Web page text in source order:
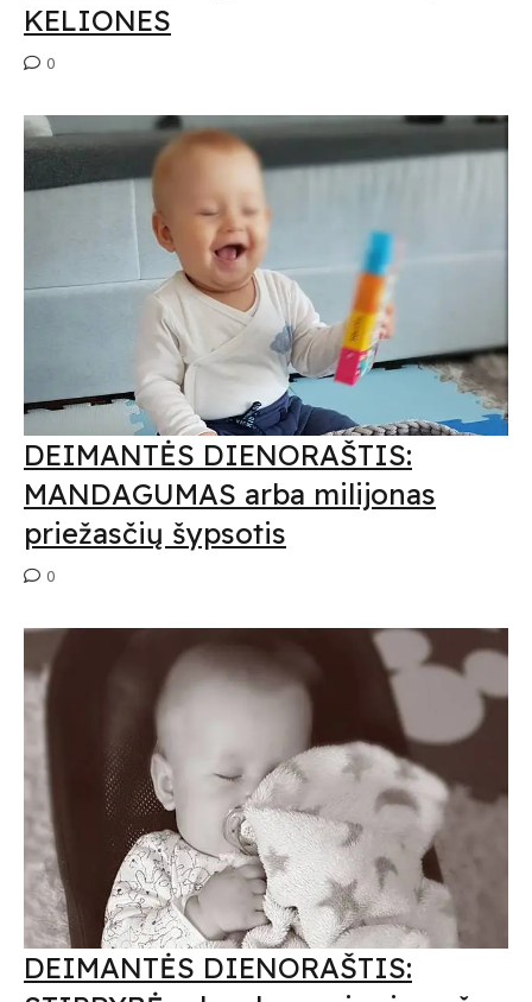
KELIONES
0
DEIMANTĖS DIENORAŠTIS:
MANDAGUMAS arba milijonas
priežasčių šypsotis
0
DEIMANTĖS DIENORAŠTIS: